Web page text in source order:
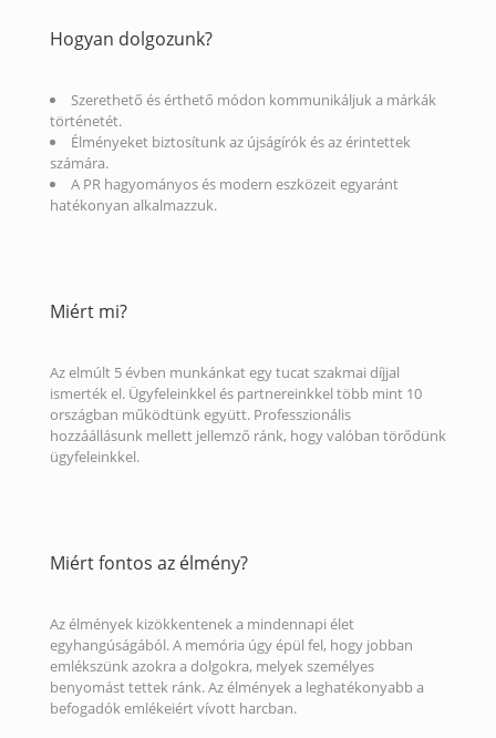
Hogyan dolgozunk?
Szerethető és érthető módon kommunikáljuk a márkák
történetét.
Élményeket biztosítunk az újságírók és az érintettek
számára.
A PR hagyományos és modern eszközeit egyaránt
hatékonyan alkalmazzuk.
Miért mi?
Az elmúlt 5 évben munkánkat egy tucat szakmai díjjal
ismerték el. Ügyfeleinkkel és partnereinkkel több mint 10
országban működtünk együtt. Professzionális
hozzáállásunk mellett jellemző ránk, hogy valóban törődünk
ügyfeleinkkel.
Miért fontos az élmény?
Az élmények kizökkentenek a mindennapi élet
egyhangúságából. A memória úgy épül fel, hogy jobban
emlékszünk azokra a dolgokra, melyek személyes
benyomást tettek ránk. Az élmények a leghatékonyabb a
befogadók emlékeiért vívott harcban.